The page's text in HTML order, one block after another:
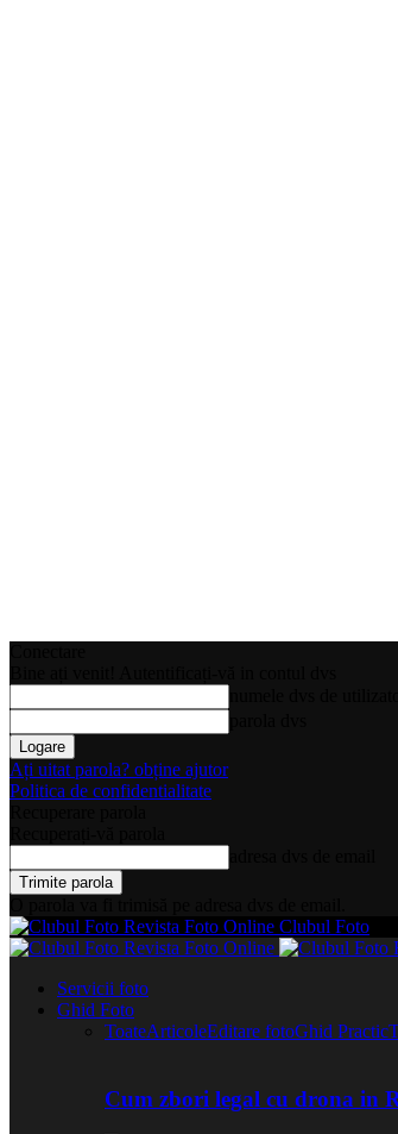
Ați uitat parola? obține ajutor
Politica de confidentialitate
Clubul Foto
Servicii foto
Ghid Foto
ToateArticoleEditare fotoGhid Practic
Cum zbori legal cu drona in